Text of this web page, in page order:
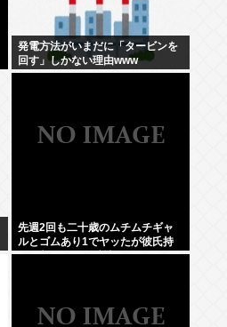
発電方法がいまだに「タービンを
回す」しかない理由www
先週2回も二十歳のムチムチギャ
ルとゴムあり1でヤッたが彼氏持
ちと判明して脳破壊されとる